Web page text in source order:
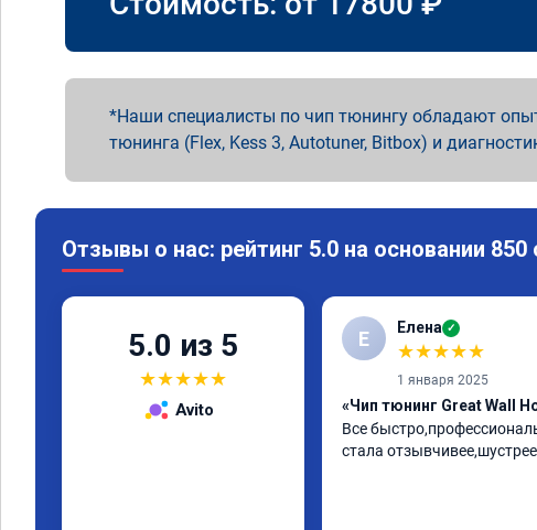
Наши специалисты по чип тюнингу обладают
тюнинга (Flex, Kess 3, Autotuner, Bitbox) и
Отзывы о нас: рейтинг 5.0 на основании 850
5.0 из 5
★★★★★
Avito
Е Елена ✓
★★★★★
1 января 2025
«Чип тюнинг Great Wall
Все
стала